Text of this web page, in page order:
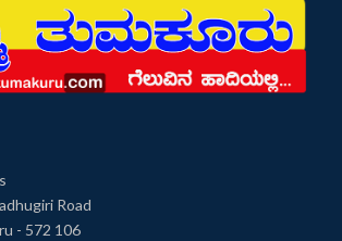
Road
- 572 106